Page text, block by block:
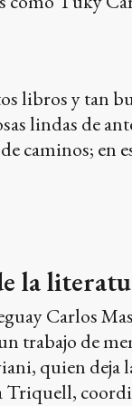
libros y tan
lindas de
caminos; en
la
Carlos
trabajo de
quien deja
Triquell,